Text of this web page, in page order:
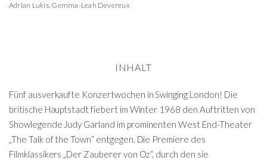
Adrian Lukis, Gemma-Leah Devereux
INHALT
Fünf ausverkaufte Konzertwochen in Swinging London! Die
britische Hauptstadt fiebert im Winter 1968 den Auftritten von
Showlegende Judy Garland im prominenten West End-Theater
„The Talk of the Town“ entgegen. Die Premiere des
Filmklassikers „Der Zauberer von Oz“, durch den sie